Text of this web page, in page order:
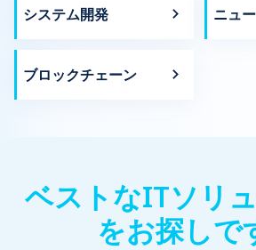
システム開発 ニュ
ブロックチェーン
ベストなITソリ
をお探しで